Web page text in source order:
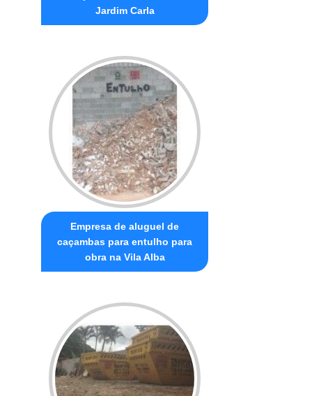
Jardim Carla
Empresa de aluguel de
caçambas para entulho para
obra na Vila Alba